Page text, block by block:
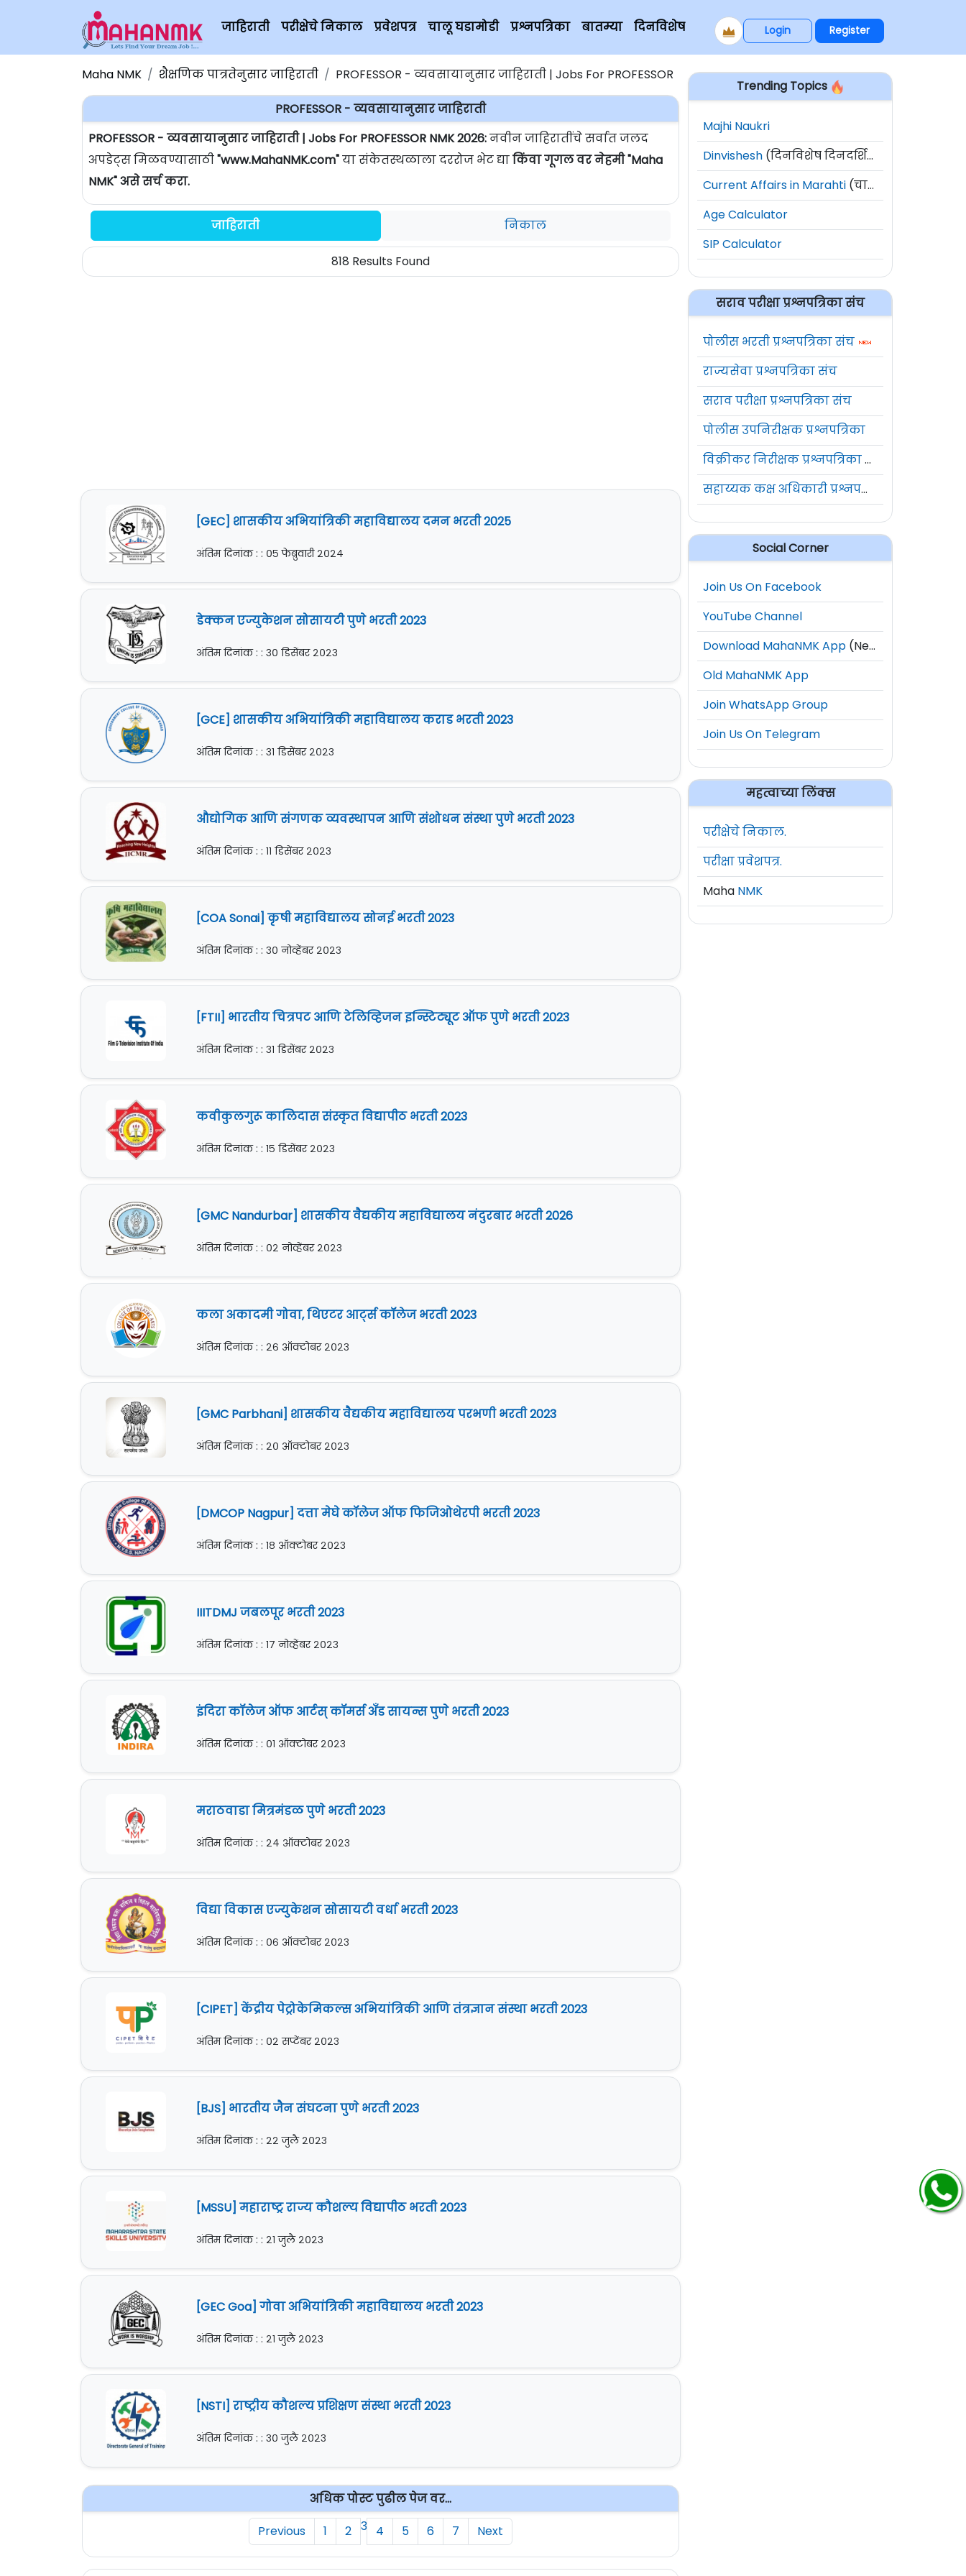
जाहिराती परीक्षेचे निकाल प्रवेशपत्र चालू घडामोडी प्रश्नपत्रिका बातम्या दिनविशेष Login Register
Maha NMK शैक्षणिक पात्रतेनुसार जाहिराती PROFESSOR - व्यवसायानुसार जाहिराती | Jobs For PROFESSOR
PROFESSOR - व्यवसायानुसार जाहिराती
PROFESSOR - व्यवसायानुसार जाहिराती | Jobs For PROFESSOR NMK 2026:नवीन जाहिरातींचे सर्वात जलद
अपडेट्स मिळवण्यासाठी"www.MahaNMK.com"या संकेतस्थळाला दररोज भेट द्याकिंवा गूगल वर नेहमी "Maha
NMK" असे सर्च करा.
जाहिराती निकाल
818 Results Found
[GEC] शासकीय अभियांत्रिकी महाविद्यालय दमन भरती 2025
अंतिम दिनांक : : ०५ फेब्रुवारी २०२४
डेक्कन एज्युकेशन सोसायटी पुणे भरती 2023
अंतिम दिनांक : : ३० डिसेंबर २०२३
[GCE] शासकीय अभियांत्रिकी महाविद्यालय कराड भरती 2023
अंतिम दिनांक : : ३१ डिसेंबर २०२३
औद्योगिक आणि संगणक व्यवस्थापन आणि संशोधन संस्था पुणे भरती 2023
अंतिम दिनांक : : ११ डिसेंबर २०२३
[COA Sonai] कृषी महाविद्यालय सोनई भरती 2023
अंतिम दिनांक : : ३० नोव्हेंबर २०२३
[FTII] भारतीय चित्रपट आणि टेलिव्हिजन इन्स्टिट्यूट ऑफ पुणे भरती 2023
अंतिम दिनांक : : ३१ डिसेंबर २०२३
कवीकुलगुरू कालिदास संस्कृत विद्यापीठ भरती 2023
अंतिम दिनांक : : १५ डिसेंबर २०२३
[GMC Nandurbar] शासकीय वैद्यकीय महाविद्यालय नंदुरबार भरती 2026
अंतिम दिनांक : : ०२ नोव्हेंबर २०२३
कला अकादमी गोवा, थिएटर आर्ट्स कॉलेज भरती 2023
अंतिम दिनांक : : २६ ऑक्टोबर २०२३
[GMC Parbhani] शासकीय वैद्यकीय महाविद्यालय परभणी भरती 2023
अंतिम दिनांक : : २० ऑक्टोबर २०२३
[DMCOP Nagpur] दत्ता मेघे कॉलेज ऑफ फिजिओथेरपी भरती 2023
अंतिम दिनांक : : १८ ऑक्टोबर २०२३
IIITDMJ जबलपूर भरती 2023
अंतिम दिनांक : : १७ नोव्हेंबर २०२३
इंदिरा कॉलेज ऑफ आर्टस् कॉमर्स अँड सायन्स पुणे भरती 2023
अंतिम दिनांक : : ०१ ऑक्टोबर २०२३
मराठवाडा मित्रमंडळ पुणे भरती 2023
अंतिम दिनांक : : २४ ऑक्टोबर २०२३
विद्या विकास एज्युकेशन सोसायटी वर्धा भरती 2023
अंतिम दिनांक : : ०६ ऑक्टोबर २०२३
[CIPET] केंद्रीय पेट्रोकेमिकल्स अभियांत्रिकी आणि तंत्रज्ञान संस्था भरती 2023
अंतिम दिनांक : : ०२ सप्टेंबर २०२३
[BJS] भारतीय जैन संघटना पुणे भरती 2023
अंतिम दिनांक : : २२ जुलै २०२३
[MSSU] महाराष्ट्र राज्य कौशल्य विद्यापीठ भरती 2023
अंतिम दिनांक : : २१ जुलै २०२३
[GEC Goa] गोवा अभियांत्रिकी महाविद्यालय भरती 2023
अंतिम दिनांक : : २१ जुलै २०२३
[NSTI] राष्ट्रीय कौशल्य प्रशिक्षण संस्था भरती 2023
अंतिम दिनांक : : ३० जुलै २०२३
अधिक पोस्ट पुढील पेज वर...
Previous
1 2 3 4 5 6 7 Next
Trending Topics
Majhi Naukri
Dinvishesh (दिनविशेष दिनदर्शिका)
Current Affairs in Marahti (चालू घडामोडी)
Age Calculator
SIP Calculator
सराव परीक्षा प्रश्नपत्रिका संच
पोलीस भरती प्रश्नपत्रिका संच
राज्यसेवा प्रश्नपत्रिका संच
सराव परीक्षा प्रश्नपत्रिका संच
पोलीस उपनिरीक्षक प्रश्नपत्रिका
विक्रीकर निरीक्षक प्रश्नपत्रिका संच
सहाय्यक कक्ष अधिकारी प्रश्नपत्रिका संच
Social Corner
Join Us On Facebook
YouTube Channel
Download MahaNMK App (New)
Old MahaNMK App
Join WhatsApp Group
Join Us On Telegram
महत्वाच्या लिंक्स
परीक्षेचे निकाल.
परीक्षा प्रवेशपत्र.
Maha NMK